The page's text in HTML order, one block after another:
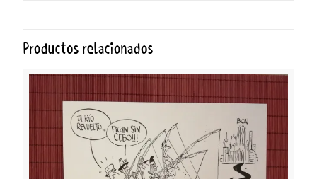
Productos relacionados